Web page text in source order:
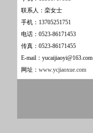
联系人：栾女士
手机：13705251751
电话：0523-86171453
传真：0523-86171455
E-mail：yucaijiaoyi@163.com
网址： www.ycjiaoxue.com